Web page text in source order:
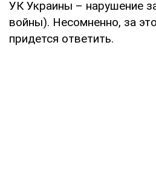
УК Украины – нарушение
войны). Несомненно, за
придется ответить.